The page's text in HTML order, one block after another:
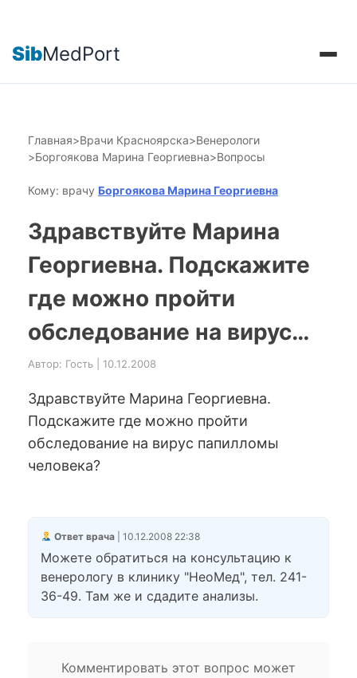
SibMedPort
Главная>Врачи Красноярска>Венерологи
>Боргоякова Марина Георгиевна>Вопросы
Кому: врачу Боргоякова Марина Георгиевна
Здравствуйте Марина
Георгиевна. Подскажите
где можно пройти
обследование на вирус…
Автор: Гость | 10.12.2008
Здравствуйте Марина Георгиевна.
Подскажите где можно пройти
обследование на вирус папилломы
человека?
Ответ врача| 10.12.2008 22:38
Можете обратиться на консультацию к
венерологу в клинику "НеоМед", тел. 241-
36-49. Там же и сдадите анализы.
Комментировать этот вопрос может